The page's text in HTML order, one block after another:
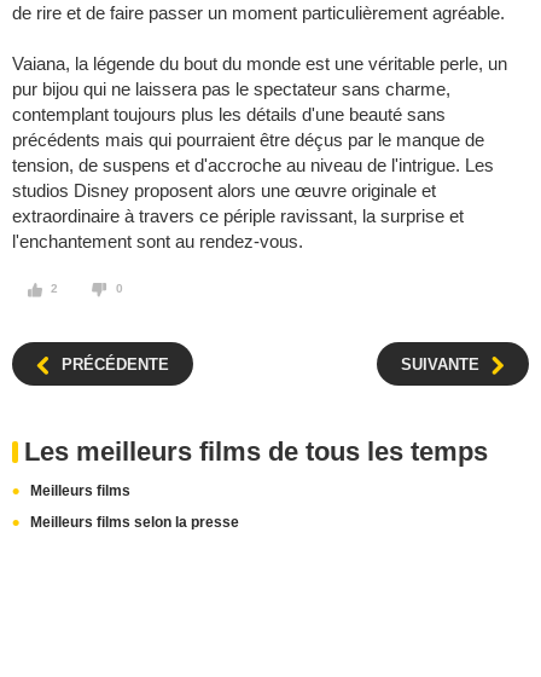
de rire et de faire passer un moment particulièrement agréable.
Vaiana, la légende du bout du monde est une véritable perle, un
pur bijou qui ne laissera pas le spectateur sans charme,
contemplant toujours plus les détails d'une beauté sans
précédents mais qui pourraient être déçus par le manque de
tension, de suspens et d'accroche au niveau de l'intrigue. Les
studios Disney proposent alors une œuvre originale et
extraordinaire à travers ce périple ravissant, la surprise et
l'enchantement sont au rendez-vous.
2 0
PRÉCÉDENTE SUIVANTE
Les meilleurs films de tous les temps
Meilleurs films
Meilleurs films selon la presse